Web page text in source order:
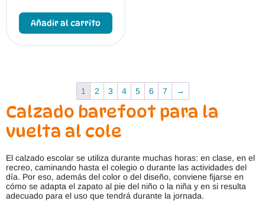
Añadir al carrito
pueden
elegir
en
la
página
de
producto
1
2 3 4 5 6 7 →
Calzado barefoot para la
vuelta al cole
El calzado escolar se utiliza durante muchas horas: en clase, en el
recreo, caminando hasta el colegio o durante las actividades del
día. Por eso, además del color o del diseño, conviene fijarse en
cómo se adapta el zapato al pie del niño o la niña y en si resulta
adecuado para el uso que tendrá durante la jornada.